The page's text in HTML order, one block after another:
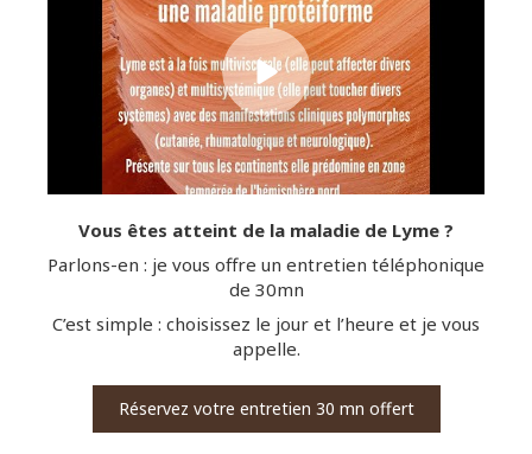
Vous êtes atteint de la maladie de Lyme ?
Parlons-en : je vous offre un entretien téléphonique
de 30mn
C’est simple : choisissez le jour et l’heure et je vous
appelle.
Réservez votre entretien 30 mn offert